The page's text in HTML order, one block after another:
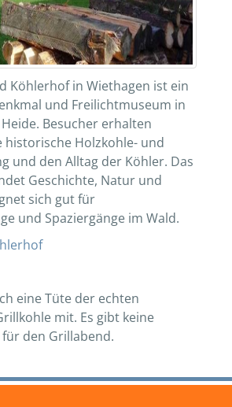
Köhlerhof in Wiethagen ist ein
und Freilichtmuseum in
Besucher erhalten
historische Holzkohle- und
und den Alltag der Köhler. Das
Geschichte, Natur und
sich gut für
und Spaziergänge im Wald.
eine Tüte der echten
mit. Es gibt keine
den Grillabend.